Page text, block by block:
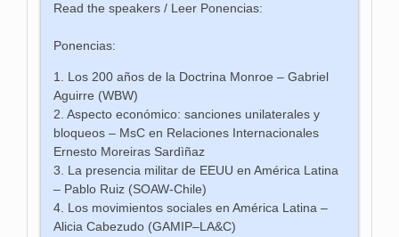
Read the speakers / Leer Ponencias:
Ponencias:
1. Los 200 años de la Doctrina Monroe – Gabriel
Aguirre (WBW)
2. Aspecto económico: sanciones unilaterales y
bloqueos – MsC en Relaciones Internacionales
Ernesto Moreiras Sardìñaz
3. La presencia militar de EEUU en América Latina
– Pablo Ruiz (SOAW-Chile)
4. Los movimientos sociales en América Latina –
Alicia Cabezudo (GAMIP–LA&C)